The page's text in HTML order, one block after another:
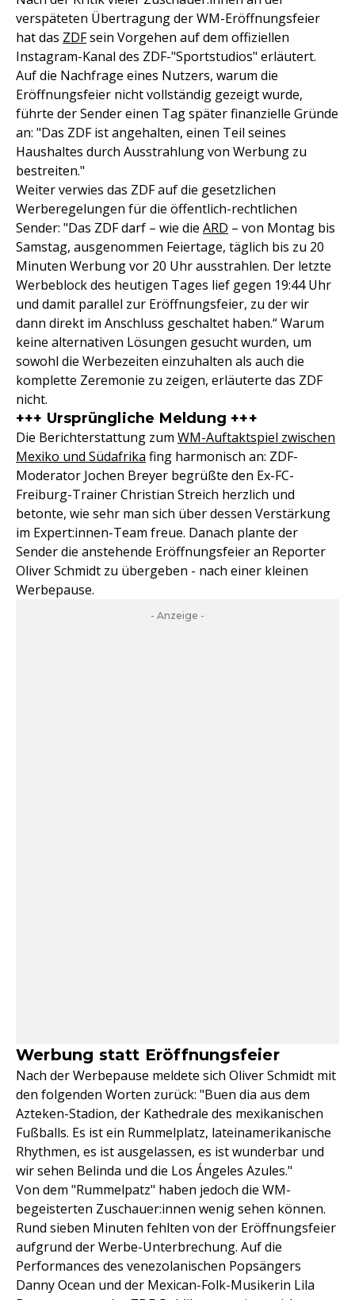
verspäteten Übertragung der WM-Eröffnungsfeier
hat das ZDFsein Vorgehen auf dem offiziellen
Instagram-Kanal des ZDF-"Sportstudios" erläutert.
Auf die Nachfrage eines Nutzers, warum die
Eröffnungsfeier nicht vollständig gezeigt wurde,
führte der Sender einen Tag später finanzielle Gründe
an: "Das ZDF ist angehalten, einen Teil seines
Haushaltes durch Ausstrahlung von Werbung zu
bestreiten."
Weiter verwies das ZDF auf die gesetzlichen
Werberegelungen für die öffentlich-rechtlichen
Sender: "Das ZDF darf – wie die ARD – von Montag bis
Samstag, ausgenommen Feiertage, täglich bis zu 20
Minuten Werbung vor 20 Uhr ausstrahlen. Der letzte
Werbeblock des heutigen Tages lief gegen 19:44 Uhr
und damit parallel zur Eröffnungsfeier, zu der wir
dann direkt im Anschluss geschaltet haben.“ Warum
keine alternativen Lösungen gesucht wurden, um
sowohl die Werbezeiten einzuhalten als auch die
komplette Zeremonie zu zeigen, erläuterte das ZDF
nicht.
+++ Ursprüngliche Meldung +++
Die Berichterstattung zum WM-Auftaktspiel zwischen
Mexiko und Südafrika fing harmonisch an: ZDF-
Moderator Jochen Breyer begrüßte den Ex-FC-
Freiburg-Trainer Christian Streich herzlich und
betonte, wie sehr man sich über dessen Verstärkung
im Expert:innen-Team freue. Danach plante der
Sender die anstehende Eröffnungsfeier an Reporter
Oliver Schmidt zu übergeben - nach einer kleinen
Werbepause.
- Anzeige -
Werbung statt Eröffnungsfeier
Nach der Werbepause meldete sich Oliver Schmidt mit
den folgenden Worten zurück: "Buen dia aus dem
Azteken-Stadion, der Kathedrale des mexikanischen
Fußballs. Es ist ein Rummelplatz, lateinamerikanische
Rhythmen, es ist ausgelassen, es ist wunderbar und
wir sehen Belinda und die Los Ángeles Azules."
Von dem "Rummelpatz" haben jedoch die WM-
begeisterten Zuschauer:innen wenig sehen können.
Rund sieben Minuten fehlten von der Eröffnungsfeier
aufgrund der Werbe-Unterbrechung. Auf die
Performances des venezolanischen Popsängers
Danny Ocean und der Mexican-Folk-Musikerin Lila